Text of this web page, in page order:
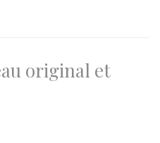
original et